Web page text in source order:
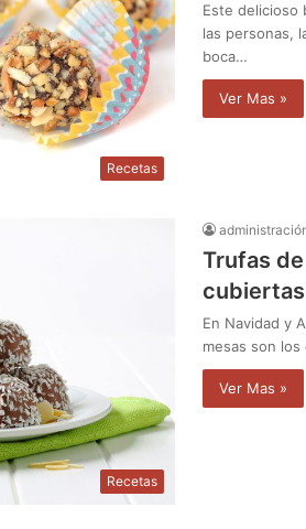
Recetas
Este delicioso
las personas,
boca…
Ver Mas »
Recetas
Trufas
En Navidad y
mesas son
Ver Mas »